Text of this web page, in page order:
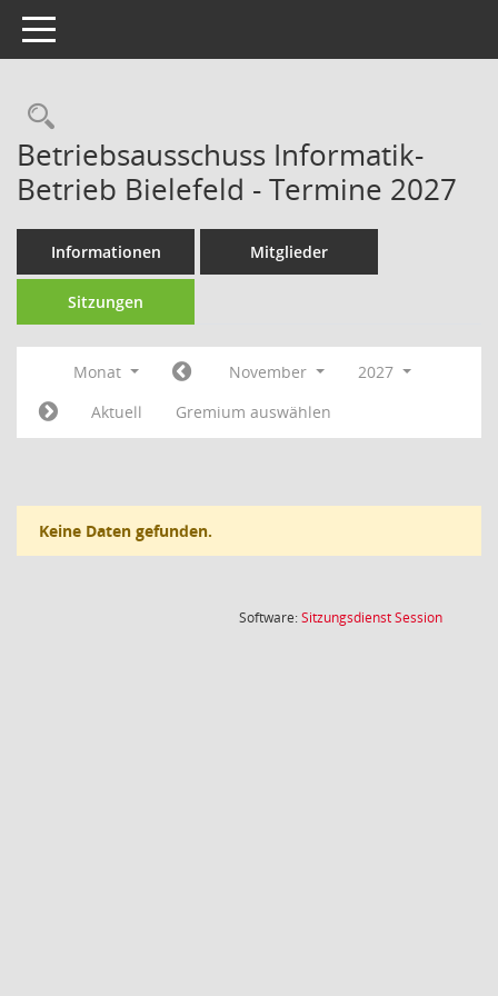
Toggle navigation
Rechercheauswahl
Betriebsausschuss Informatik-
Betrieb Bielefeld - Termine 2027
Informationen Mitglieder
Sitzungen
Monat November
2027
Aktuell
Gremium auswählen
Keine Daten gefunden.
Software:SitzungsdienstSession(Wird in